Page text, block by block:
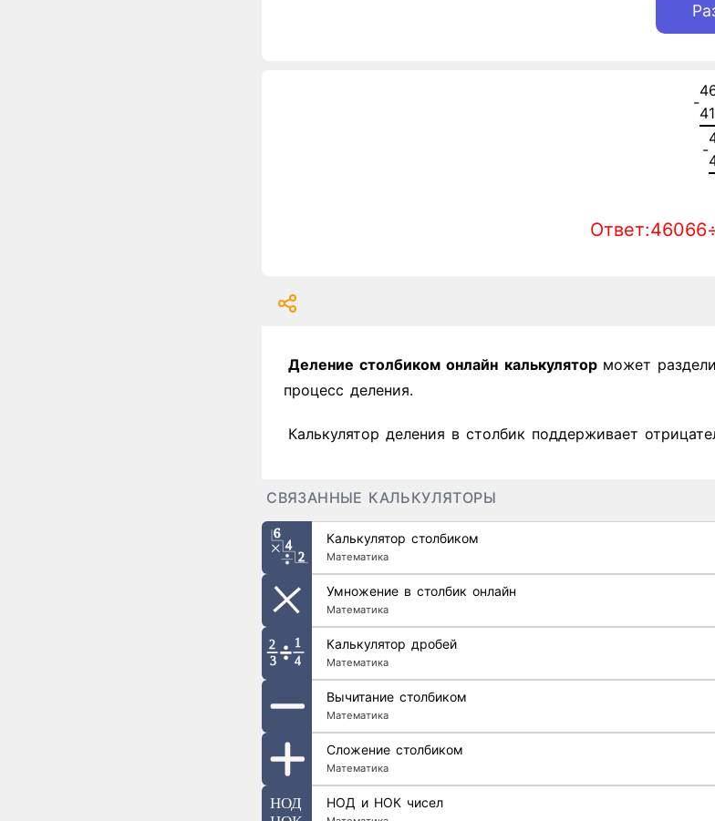
-
4
41
-
Деление столбиком онлайн калькулятор может
процесс деления.
Калькулятор деления в столбик поддерживает
СВЯЗАННЫЕ КАЛЬКУЛЯТОРЫ
Калькулятор столбиком
Математика
Умножение в столбик онлайн
Математика
Калькулятор дробей
Математика
Вычитание столбиком
Математика
Сложение столбиком
Математика
НОД и НОК чисел